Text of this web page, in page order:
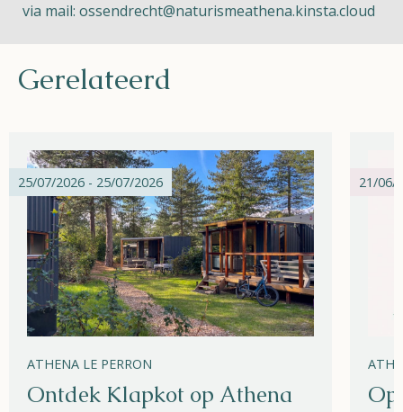
via mail: ossendrecht@naturismeathena.kinsta.cloud
Gerelateerd
25/07/2026 - 25/07/2026
ATHENA LE PERRON
Ontdek Klapkot op Athena
21/06/